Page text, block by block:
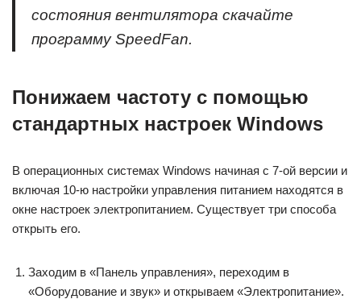
состояния вентилятора скачайте
программу SpeedFan.
Понижаем частоту с помощью
стандартных настроек Windows
В операционных системах Windows начиная с 7-ой версии и
включая 10-ю настройки управления питанием находятся в
окне настроек электропитанием. Существует три способа
открыть его.
Заходим в «Панель управления», переходим в
«Оборудование и звук» и открываем «Электропитание».